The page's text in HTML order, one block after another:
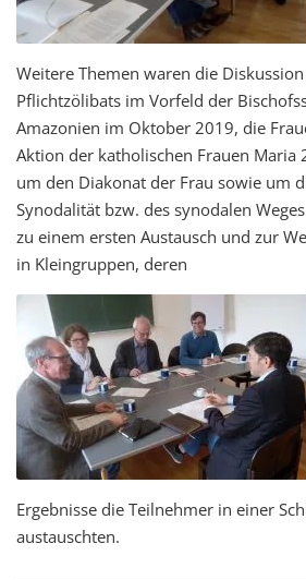
Weitere Themen waren die
Pflichtzölibats im Vorfeld der
Amazonien im Oktober 2019, die
Aktion der katholischen Frauen Maria
um den Diakonat der Frau sowie um
Synodalität bzw. des synodalen
zu einem ersten Austausch und zur
in Kleingruppen, deren
Ergebnisse die Teilnehmer in einer
austauschten.